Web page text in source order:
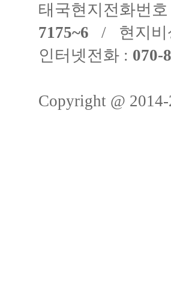
태국현지전화번
7175~6 / 현지비
인터넷전화 : 070-
Copyright @